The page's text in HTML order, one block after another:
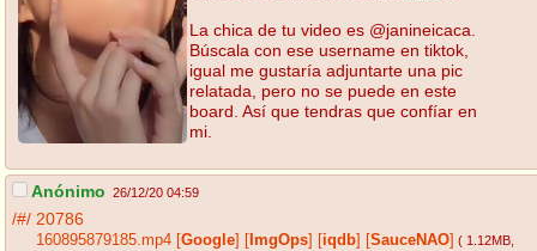
La chica de tu video es @janineicaca.
Búscala con ese username en tiktok,
igual me gustaría adjuntarte una pic
relatada, pero no se puede en este
board. Así que tendras que confíar en
mi.
Anónimo 26/12/20 04:59
/#/ 20786
160895879185.mp4 Google ImgOps iqdb SauceNAO ( 1.12MB